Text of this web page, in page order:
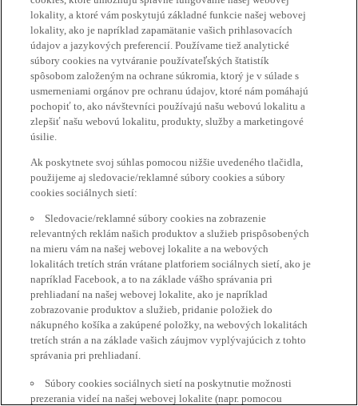
lokality, a ktoré vám poskytujú základné funkcie našej webovej
lokality, ako je napríklad zapamätanie vašich prihlasovacích
údajov a jazykových preferencií. Používame tiež analytické
súbory cookies na vytváranie používateľských štatistík
spôsobom založeným na ochrane súkromia, ktorý je v súlade s
usmerneniami orgánov pre ochranu údajov, ktoré nám pomáhajú
pochopiť to, ako návštevníci používajú našu webovú lokalitu a
zlepšiť našu webovú lokalitu, produkty, služby a marketingové
úsilie.
Ak poskytnete svoj súhlas pomocou nižšie uvedeného tlačidla,
použijeme aj sledovacie/reklamné súbory cookies a súbory
cookies sociálnych sietí:
Sledovacie/reklamné súbory cookies na zobrazenie
relevantných reklám našich produktov a služieb prispôsobených
na mieru vám na našej webovej lokalite a na webových
lokalitách tretích strán vrátane platforiem sociálnych sietí, ako je
napríklad Facebook, a to na základe vášho správania pri
prehliadaní na našej webovej lokalite, ako je napríklad
zobrazovanie produktov a služieb, pridanie položiek do
nákupného košíka a zakúpené položky, na webových lokalitách
tretích strán a na základe vašich záujmov vyplývajúcich z tohto
správania pri prehliadaní.
Súbory cookies sociálnych sietí na poskytnutie možnosti
prezerania videí na našej webovej lokalite (napr. pomocou